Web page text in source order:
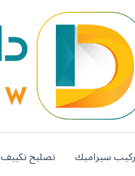
سيراميك تصليح تكييف